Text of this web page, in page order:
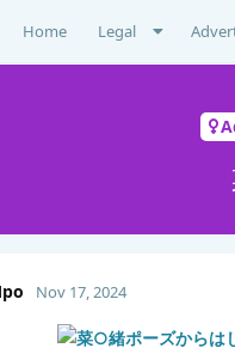
Home Legal
Nov 17, 2024